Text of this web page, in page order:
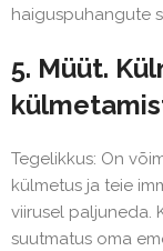
haiguspuhangute
5. Müüt.
Tegelikkus: On
külmetus ja teie
viirusel paljuneda.
suutmatus oma